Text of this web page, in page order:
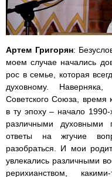
Артем Григорян:
моем случае начались
рос в семье, которая
духовному.
Советского Союза, время
в ту эпоху – начало
различными духовными
ответы на жгучие
разобраться. И мои
увлекались различными
рерихианством,